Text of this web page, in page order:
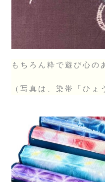
もちろん粋で遊び心の
（写真は、染帯「ひょ